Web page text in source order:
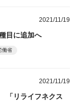
2021/11/19
目に追加へ
働省
2021/11/19
「リライフネクス